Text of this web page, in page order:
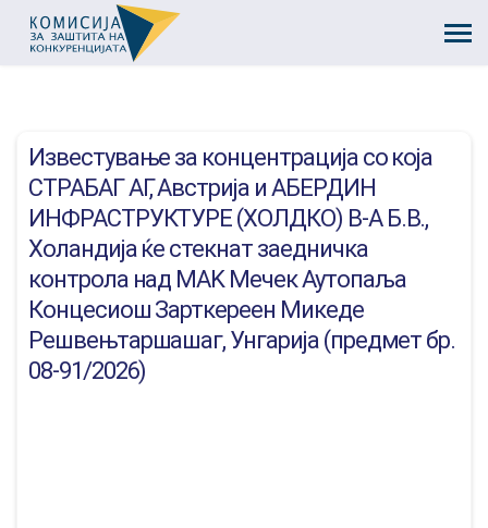
Известување за концентрација со која
СТРАБАГ АГ, Австрија и АБЕРДИН
ИНФРАСТРУКТУРЕ (ХОЛДКО) В-А Б.В.,
Холандија ќе стекнат заедничка
контрола над MAK Мечек Аутопаља
Концесиош Зарткереен Микеде
Решвењтаршашаг, Унгарија (предмет бр.
08-91/2026)